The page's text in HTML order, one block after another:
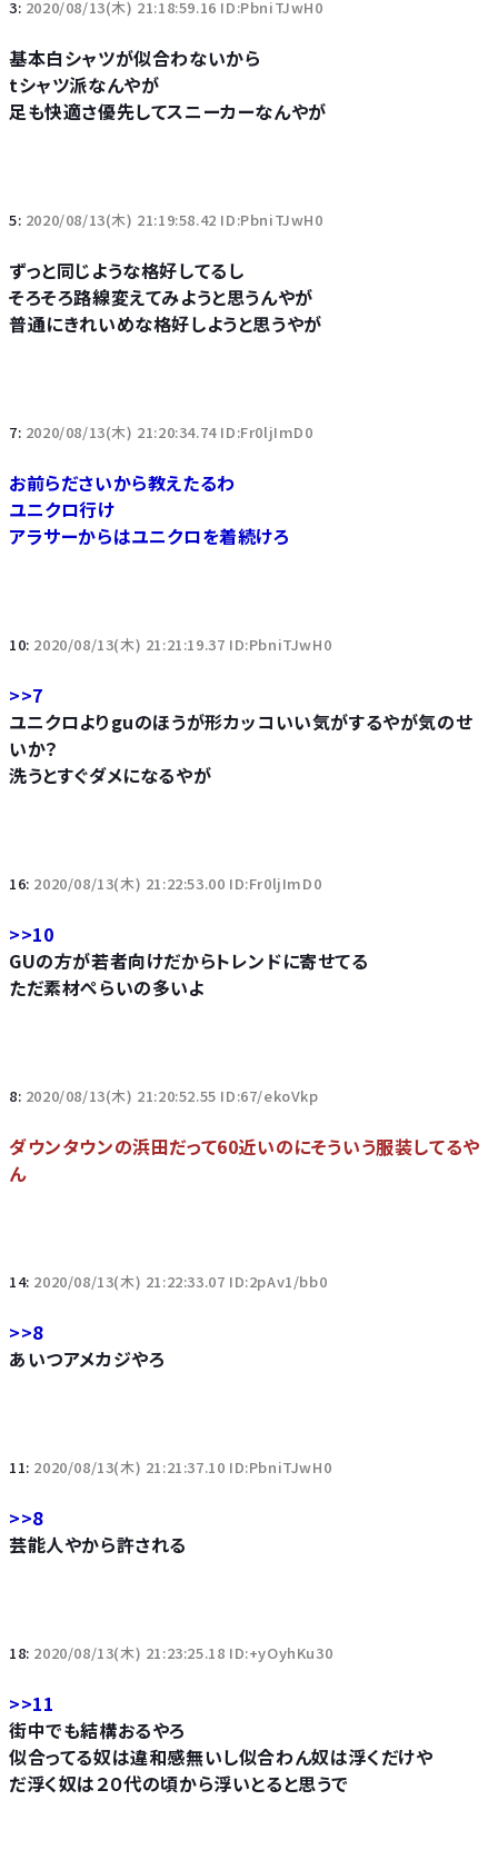
3: 2020/08/13(木) 21:18:59.16 ID:PbniTJwH0
基本白シャツが似合わないから
tシャツ派なんやが
足も快適さ優先してスニーカーなんやが
5: 2020/08/13(木) 21:19:58.42 ID:PbniTJwH0
ずっと同じような格好してるし
そろそろ路線変えてみようと思うんやが
普通にきれいめな格好しようと思うやが
7: 2020/08/13(木) 21:20:34.74 ID:Fr0ljImD0
お前らださいから教えたるわ
ユニクロ行け
アラサーからはユニクロを着続けろ
10: 2020/08/13(木) 21:21:19.37 ID:PbniTJwH0
>>7
ユニクロよりguのほうが形カッコいい気がするやが気のせ
いか？
洗うとすぐダメになるやが
16: 2020/08/13(木) 21:22:53.00 ID:Fr0ljImD0
>>10
GUの方が若者向けだからトレンドに寄せてる
ただ素材ぺらいの多いよ
8: 2020/08/13(木) 21:20:52.55 ID:67/ekoVkp
ダウンタウンの浜田だって60近いのにそういう服装してるや
ん
14: 2020/08/13(木) 21:22:33.07 ID:2pAv1/bb0
>>8
あいつアメカジやろ
11: 2020/08/13(木) 21:21:37.10 ID:PbniTJwH0
>>8
芸能人やから許される
18: 2020/08/13(木) 21:23:25.18 ID:+yOyhKu30
>>11
街中でも結構おるやろ
似合ってる奴は違和感無いし似合わん奴は浮くだけや
だ浮く奴は２０代の頃から浮いとると思うで